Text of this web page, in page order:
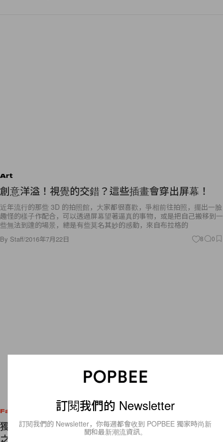
Art
創意洋溢！視覺的交錯？這些插畫會穿出屏幕！
近年流行的那些 3D 的拍照館，大家都很喜歡，爭相前往拍照，擺出一臉
趣怪的樣子作配合，可以透過屏幕望著逼真的事物，或是把自己搬移到一
些無法到達的場景，總是有些莫名其妙的感動，來自布拉格的
By Staff/2016年7月22日 8 0
Fashion
獨立設計師控訴 Zara 涉嫌抄襲其作品，大家看完
之後又覺得指控是否成立？
訂閱我們的 Newsletter
訂閱我們的 Newsletter，你每週都會收到 POPBEE 獨家時尚新
聞和最新潮流資訊。